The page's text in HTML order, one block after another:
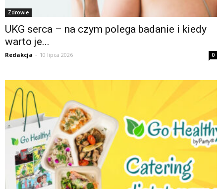
Zdrowie
UKG serca – na czym polega badanie i kiedy
warto je...
Redakcja - 10 lipca 2026 0